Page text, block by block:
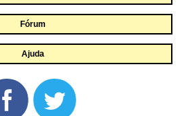
Fórum
Ajuda